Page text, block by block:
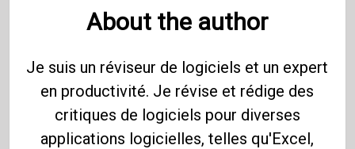
About the author
Je suis un réviseur de logiciels et un expert
en productivité. Je révise et rédige des
critiques de logiciels pour diverses
applications logicielles, telles qu'Excel,